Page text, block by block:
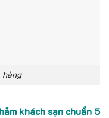
hàng
khách sạn chuẩn 5